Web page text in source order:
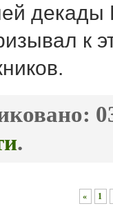
декады
к
.
« 1